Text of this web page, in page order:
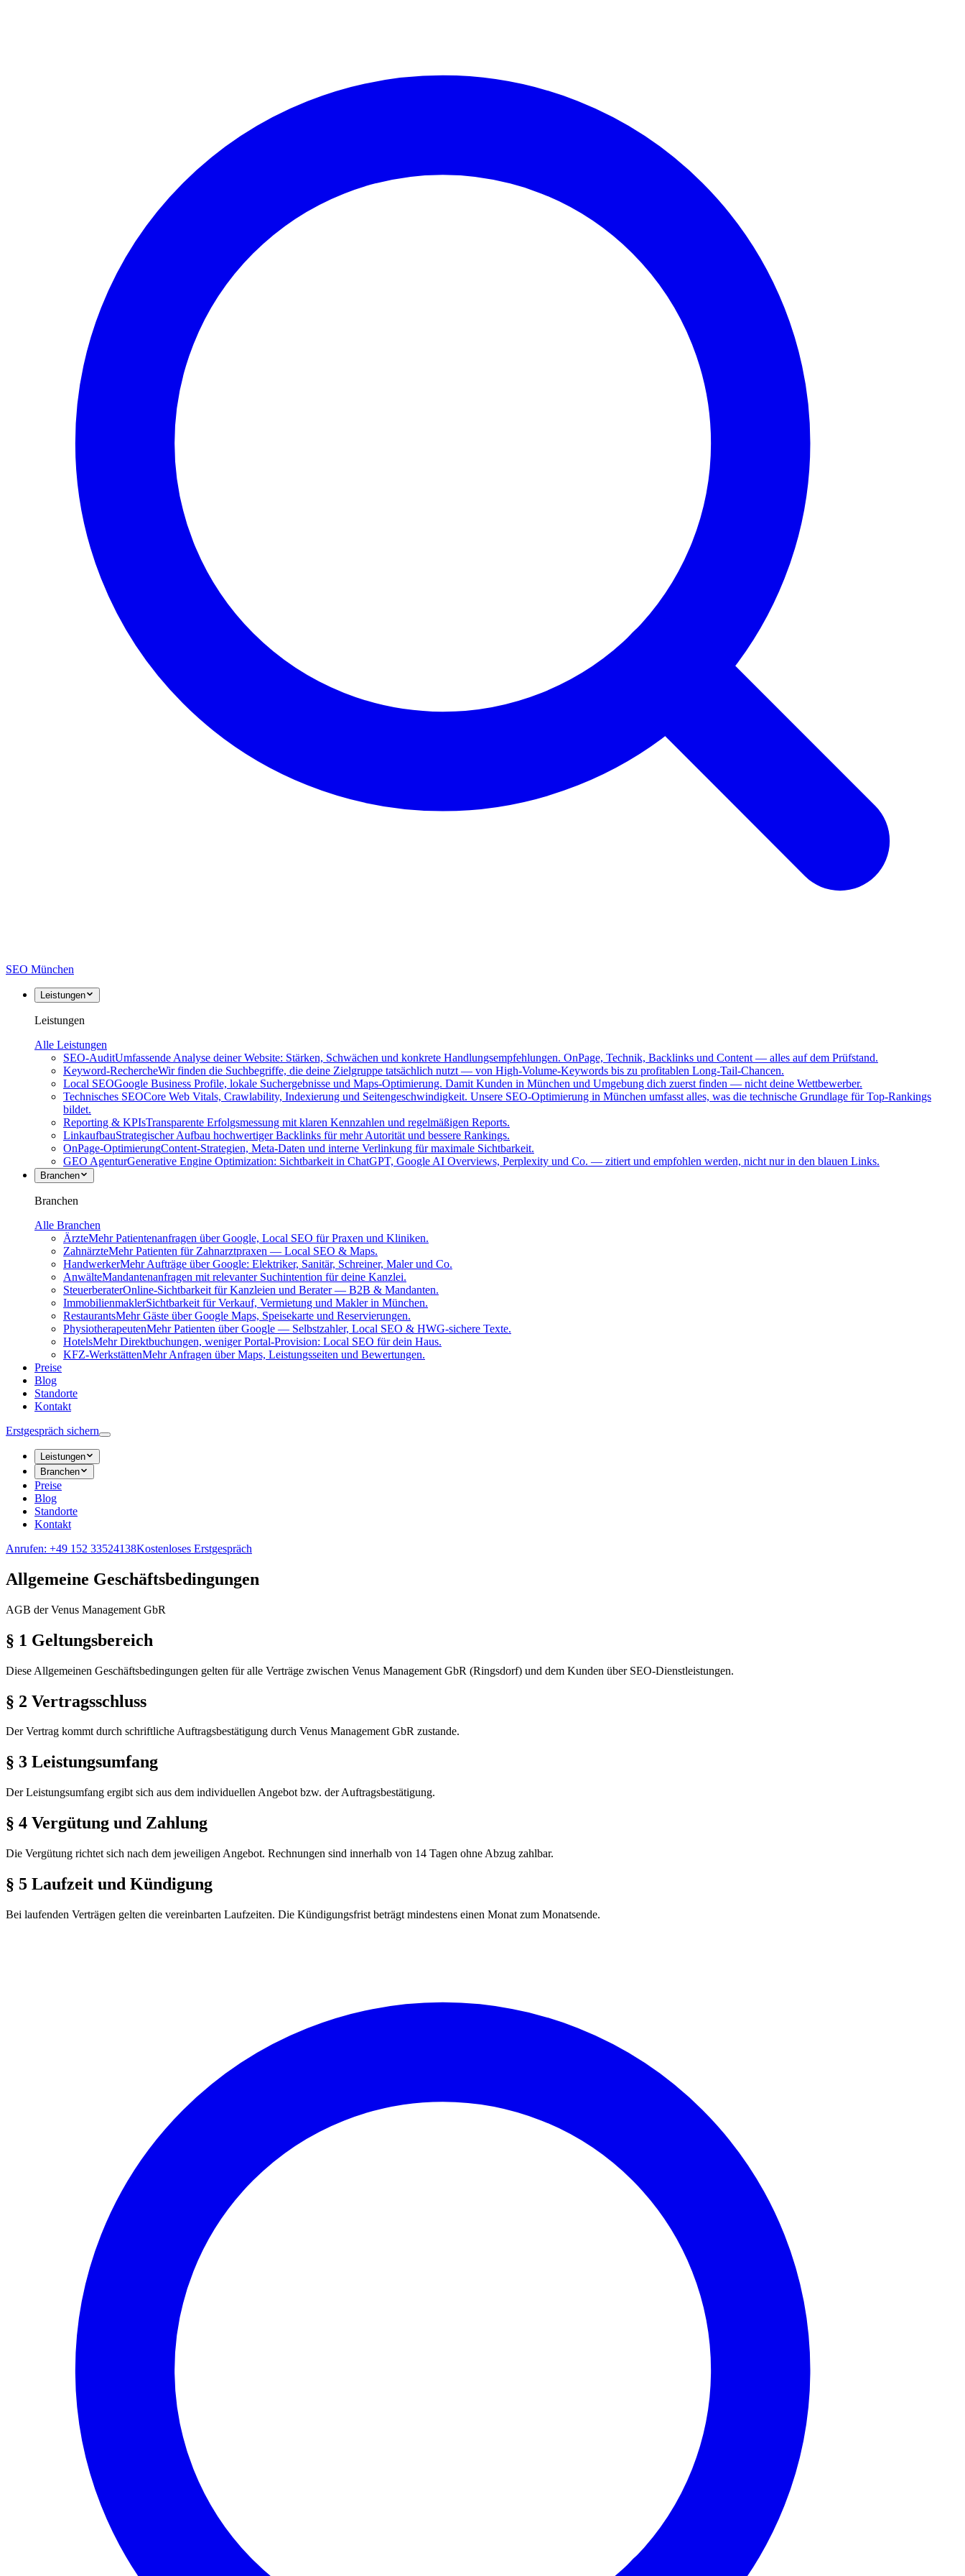
SEO München
Leistungen
Leistungen
Alle Leistungen
SEO-AuditUmfassende Analyse deiner Website: Stärken, Schwächen und konkrete Handlungsempfehlungen. OnPage, Technik, Backlinks und Content — alles auf dem Prüfstand.
Keyword-RechercheWir finden die Suchbegriffe, die deine Zielgruppe tatsächlich nutzt — von High-Volume-Keywords bis zu profitablen Long-Tail-Chancen.
Local SEOGoogle Business Profile, lokale Suchergebnisse und Maps-Optimierung. Damit Kunden in München und Umgebung dich zuerst finden — nicht deine Wettbewerber.
Technisches SEOCore Web Vitals, Crawlability, Indexierung und Seitengeschwindigkeit. Unsere SEO-Optimierung in München umfasst alles, was die technische Grundlage für Top-Rankings
bildet.
Reporting & KPIsTransparente Erfolgsmessung mit klaren Kennzahlen und regelmäßigen Reports.
LinkaufbauStrategischer Aufbau hochwertiger Backlinks für mehr Autorität und bessere Rankings.
OnPage-OptimierungContent-Strategien, Meta-Daten und interne Verlinkung für maximale Sichtbarkeit.
GEO AgenturGenerative Engine Optimization: Sichtbarkeit in ChatGPT, Google AI Overviews, Perplexity und Co. — zitiert und empfohlen werden, nicht nur in den blauen Links.
Branchen
Branchen
Alle Branchen
ÄrzteMehr Patientenanfragen über Google, Local SEO für Praxen und Kliniken.
ZahnärzteMehr Patienten für Zahnarztpraxen — Local SEO & Maps.
HandwerkerMehr Aufträge über Google: Elektriker, Sanitär, Schreiner, Maler und Co.
AnwälteMandantenanfragen mit relevanter Suchintention für deine Kanzlei.
SteuerberaterOnline-Sichtbarkeit für Kanzleien und Berater — B2B & Mandanten.
ImmobilienmaklerSichtbarkeit für Verkauf, Vermietung und Makler in München.
RestaurantsMehr Gäste über Google Maps, Speisekarte und Reservierungen.
PhysiotherapeutenMehr Patienten über Google — Selbstzahler, Local SEO & HWG-sichere Texte.
HotelsMehr Direktbuchungen, weniger Portal-Provision: Local SEO für dein Haus.
KFZ-WerkstättenMehr Anfragen über Maps, Leistungsseiten und Bewertungen.
Preise
Blog
Standorte
Kontakt
Erstgespräch sichern
Leistungen
Branchen
Preise
Blog
Standorte
Kontakt
Anrufen: +49 152 33524138Kostenloses Erstgespräch
Allgemeine Geschäftsbedingungen
AGB der Venus Management GbR
§ 1 Geltungsbereich
Diese Allgemeinen Geschäftsbedingungen gelten für alle Verträge zwischen Venus Management GbR (Ringsdorf) und dem Kunden über SEO-Dienstleistungen.
§ 2 Vertragsschluss
Der Vertrag kommt durch schriftliche Auftragsbestätigung durch Venus Management GbR zustande.
§ 3 Leistungsumfang
Der Leistungsumfang ergibt sich aus dem individuellen Angebot bzw. der Auftragsbestätigung.
§ 4 Vergütung und Zahlung
Die Vergütung richtet sich nach dem jeweiligen Angebot. Rechnungen sind innerhalb von 14 Tagen ohne Abzug zahlbar.
§ 5 Laufzeit und Kündigung
Bei laufenden Verträgen gelten die vereinbarten Laufzeiten. Die Kündigungsfrist beträgt mindestens einen Monat zum Monatsende.